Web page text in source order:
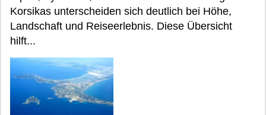
Korsikas unterscheiden sich deutlich bei Höhe,
Landschaft und Reiseerlebnis. Diese Übersicht
hilft...